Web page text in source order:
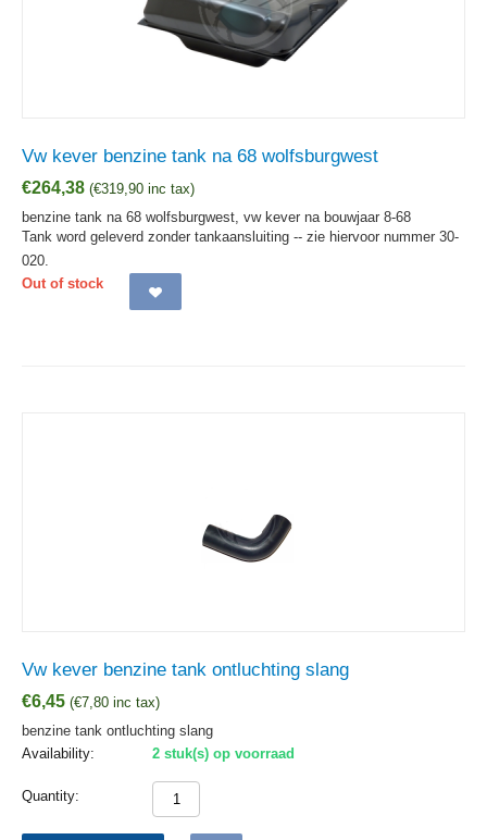
Vw kever benzine tank na 68 wolfsburgwest
€264,38 (€319,90 inc tax)
benzine tank na 68 wolfsburgwest, vw kever na bouwjaar 8-68
Tank word geleverd zonder tankaansluiting -- zie hiervoor nummer 30-
020.
Out of stock
Vw kever benzine tank ontluchting slang
€6,45 (€7,80 inc tax)
benzine tank ontluchting slang
Availability:
2 stuk(s) op voorraad
Quantity: